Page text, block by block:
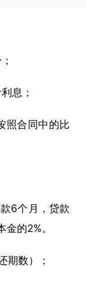
息；
照合同中的比
6个月，贷款
的2%。
期数）；